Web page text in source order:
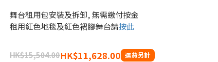
舞台租用包安裝及拆卸, 無需繳付按金
租用紅色地毯及紅色裙腳舞台請按此
HK$15,504.00HK$11,628.00